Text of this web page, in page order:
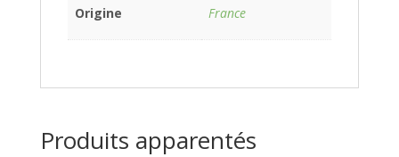
Origine France
Produits apparentés